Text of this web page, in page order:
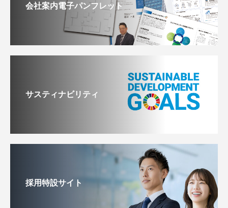
会社案内電子パンフレット
サスティナビリティ
採用特設サイト